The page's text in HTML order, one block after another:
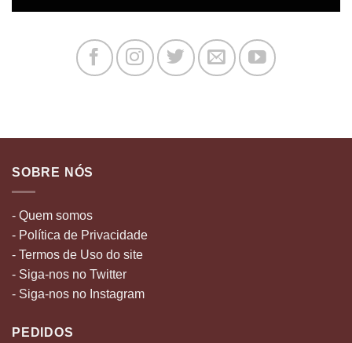
SOBRE NÓS
- Quem somos
- Política de Privacidade
- Termos de Uso do site
- Siga-nos no Twitter
- Siga-nos no Instagram
PEDIDOS